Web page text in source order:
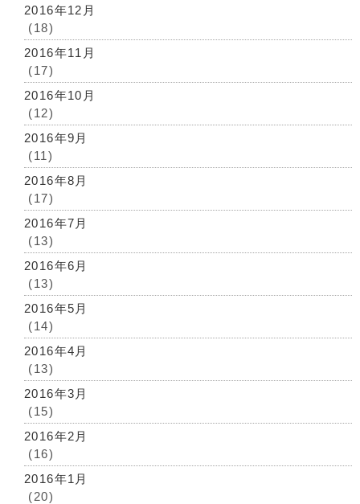
2016年12月
(18)
2016年11月
(17)
2016年10月
(12)
2016年9月
(11)
2016年8月
(17)
2016年7月
(13)
2016年6月
(13)
2016年5月
(14)
2016年4月
(13)
2016年3月
(15)
2016年2月
(16)
2016年1月
(20)